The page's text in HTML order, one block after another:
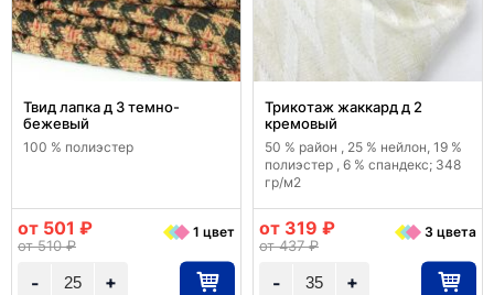
Твид лапка д 3 темно-
бежевый
100 % полиэстер
+
-
от 501 ₽
от 510 ₽
1 цвет
Трикотаж жаккард д 2
кремовый
50 % район , 25 % нейлон, 19 %
полиэстер , 6 % спандекс; 348
гр/м2
+
-
от 319 ₽
от 437 ₽
3 цвета